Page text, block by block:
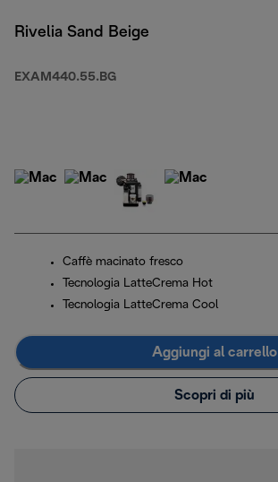
Rivelia Sand Beige
EXAM440.55.BG
Caffè macinato fresco
Tecnologia LatteCrema Hot
Tecnologia LatteCrema Cool
Aggiungi al carrello
Scopri di più